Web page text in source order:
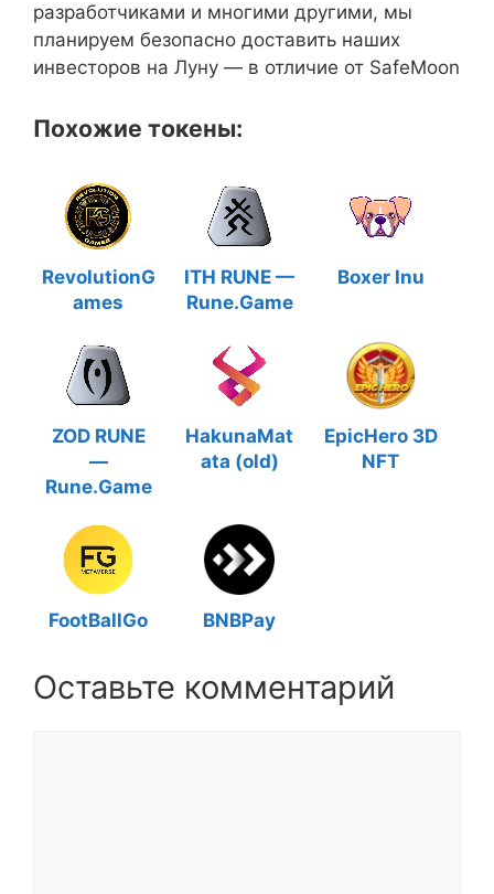
разработчиками и многими другими, мы
планируем безопасно доставить наших
инвесторов на Луну — в отличие от SafeMoon
Похожие токены:
RevolutionG
ames
ITH RUNE —
Rune.Game
Boxer Inu
ZOD RUNE
—
Rune.Game
HakunaMat
ata (old)
EpicHero 3D
NFT
FootBallGo BNBPay
Оставьте комментарий